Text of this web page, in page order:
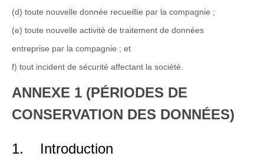
(d) toute nouvelle donnée recueillie par la compagnie ;
(e) toute nouvelle activité de traitement de données
entreprise par la compagnie ; et
f) tout incident de sécurité affectant la société.
ANNEXE 1 (PÉRIODES DE
CONSERVATION DES DONNÉES)
1. Introduction